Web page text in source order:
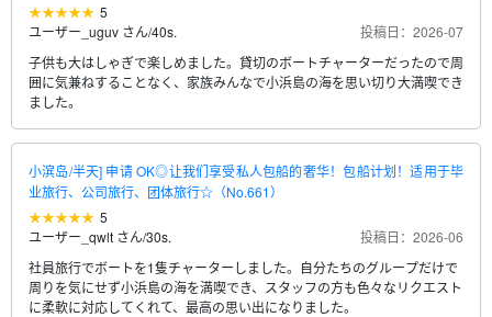
5
ユーザー_uguv さん/40s.
投稿日：2026-07
子供も大はしゃぎで楽しめました。貸切のボートチャーターだったので周
囲に気兼ねすることなく、家族みんなで小浜島の海を思い切り大満喫でき
ました。
小滨岛/半天] 申请 OK◎让我们享受私人包船的奢华！包船计划！适用于毕
业旅行、公司旅行、团体旅行☆（No.661）
5
ユーザー_qwlt さん/30s.
投稿日：2026-06
社員旅行でボートを1隻チャーターしました。自分たちのグループだけで
周りを気にせず小浜島の海を満喫でき、スタッフの方も色々なリクエスト
に柔軟に対応してくれて、最高の思い出になりました。